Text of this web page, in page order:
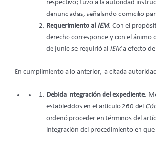
respectivo; tuvo a la autoridad
denunciadas, señalando domicilio
Requerimiento al IEM. Con el
derecho corresponde y con el ánimo
de junio se requirió al IEMa efecto
En cumplimiento a lo anterior, la citada
Debida integración del expediente.
establecidos en el artículo 260 del
ordenó proceder en términos del
integración del procedimiento en que